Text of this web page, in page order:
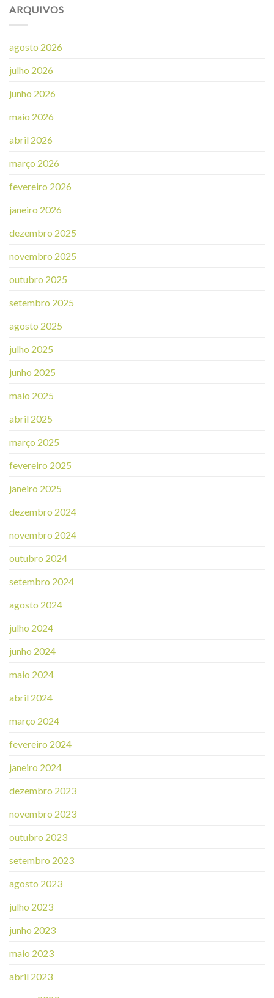
ARQUIVOS
agosto 2026
julho 2026
junho 2026
maio 2026
abril 2026
março 2026
fevereiro 2026
janeiro 2026
dezembro 2025
novembro 2025
outubro 2025
setembro 2025
agosto 2025
julho 2025
junho 2025
maio 2025
abril 2025
março 2025
fevereiro 2025
janeiro 2025
dezembro 2024
novembro 2024
outubro 2024
setembro 2024
agosto 2024
julho 2024
junho 2024
maio 2024
abril 2024
março 2024
fevereiro 2024
janeiro 2024
dezembro 2023
novembro 2023
outubro 2023
setembro 2023
agosto 2023
julho 2023
junho 2023
maio 2023
abril 2023